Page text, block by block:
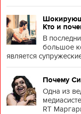
Кто и
В
большое
является
Почему
Одна из
RT